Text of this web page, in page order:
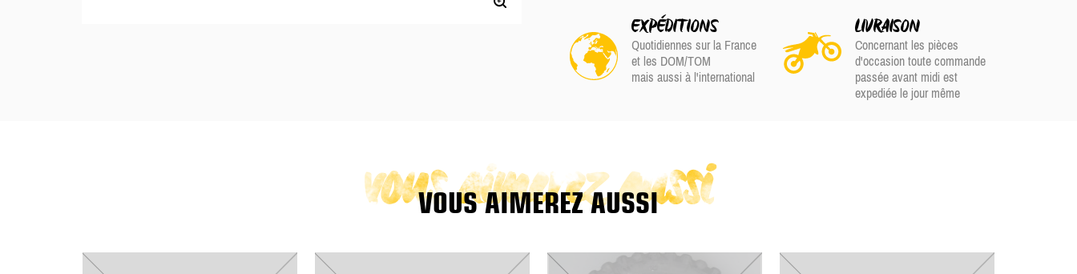
EXPÉDITIONS
Quotidiennes sur la France
et les DOM/TOM
mais aussi à l'international
LIVRAISON
Concernant les pièces
d'occasion toute commande
passée avant midi est
expediée le jour même
VOUS AIMEREZ AUSSI
vous aimerez aussi